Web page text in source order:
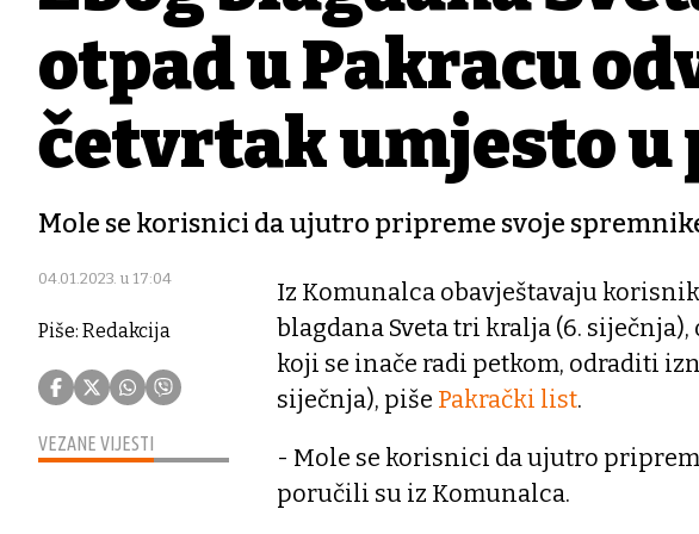
otpad u Pakracu
četvrtak umjesto u
Mole se korisnici da ujutro pripreme svoje
04.01.2023. u 17:04
Piše: Redakcija
VEZANE VIJESTI
Iz Komunalca obavještavaju
blagdana Sveta tri kralja (6.
koji se inače radi petkom, odraditi
siječnja), piše Pakrački list.
- Mole se korisnici da ujutro
poručili su iz Komunalca.